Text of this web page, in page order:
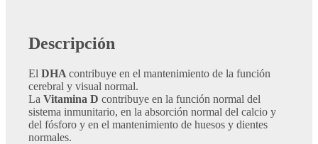
Descripción
El DHA contribuye en el mantenimiento de la función
cerebral y visual normal.
La Vitamina D contribuye en la función normal del
sistema inmunitario, en la absorción normal del calcio y
del fósforo y en el mantenimiento de huesos y dientes
normales.